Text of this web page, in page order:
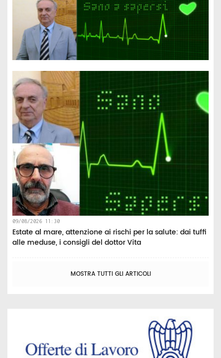
09/08/2026 11:30
Estate al mare, attenzione ai rischi per la salute: dai tuffi
alle meduse, i consigli del dottor Vita
MOSTRA TUTTI GLI ARTICOLI